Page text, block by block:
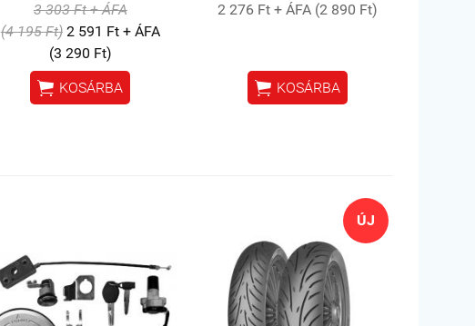
3 303 Ft + ÁFA
(4 195 Ft) 2 591 Ft + ÁFA
(3 290 Ft)
 KOSÁRBA
2 276 Ft + ÁFA (2 890 Ft)
 KOSÁRBA
ÚJ